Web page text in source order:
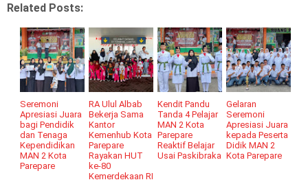
Related Posts:
Seremoni
Apresiasi Juara
bagi Pendidik
dan Tenaga
Kependidikan
MAN 2 Kota
Parepare
RA Ulul Albab
Bekerja Sama
Kantor
Kemenhub Kota
Parepare
Rayakan HUT
ke-80
Kemerdekaan RI
Kendit Pandu
Tanda 4 Pelajar
MAN 2 Kota
Parepare
Reaktif Belajar
Usai Paskibraka
Gelaran
Seremoni
Apresiasi Juara
kepada Peserta
Didik MAN 2
Kota Parepare